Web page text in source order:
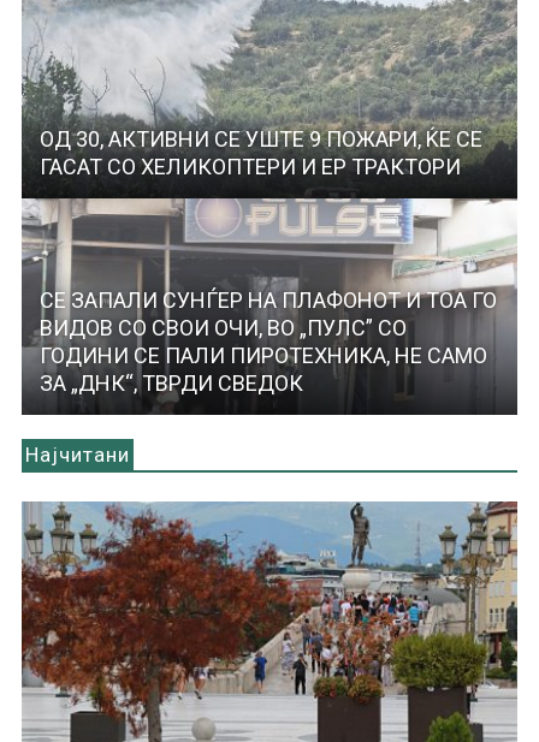
ОД 30, АКТИВНИ СЕ УШТЕ 9 ПОЖАРИ, ЌЕ СЕ
ГАСАТ СО ХЕЛИКОПТЕРИ И ЕР ТРАКТОРИ
СЕ ЗАПАЛИ СУНЃЕР НА ПЛАФОНОТ И ТОА ГО
ВИДОВ СО СВОИ ОЧИ, ВО „ПУЛС” СО
ГОДИНИ СЕ ПАЛИ ПИРОТЕХНИКА, НЕ САМО
ЗА „ДНК“, ТВРДИ СВЕДОК
Најчитани